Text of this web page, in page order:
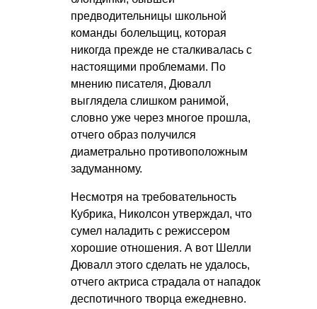
предводительницы школьной
команды болельщиц, которая
никогда прежде не сталкивалась с
настоящими проблемами. По
мнению писателя, Дювалл
выглядела слишком ранимой,
словно уже через многое прошла,
отчего образ получился
диаметрально противоположным
задуманному.
Несмотря на требовательность
Кубрика, Николсон утверждал, что
сумел наладить с режиссером
хорошие отношения. А вот Шелли
Дювалл этого сделать не удалось,
отчего актриса страдала от нападок
деспотичного творца ежедневно.